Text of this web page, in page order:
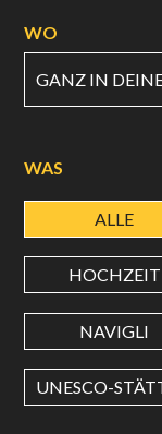
WO
GANZ IN
WAS
ALLE
HOCHZEIT
NAVIGLI
UNESCO-